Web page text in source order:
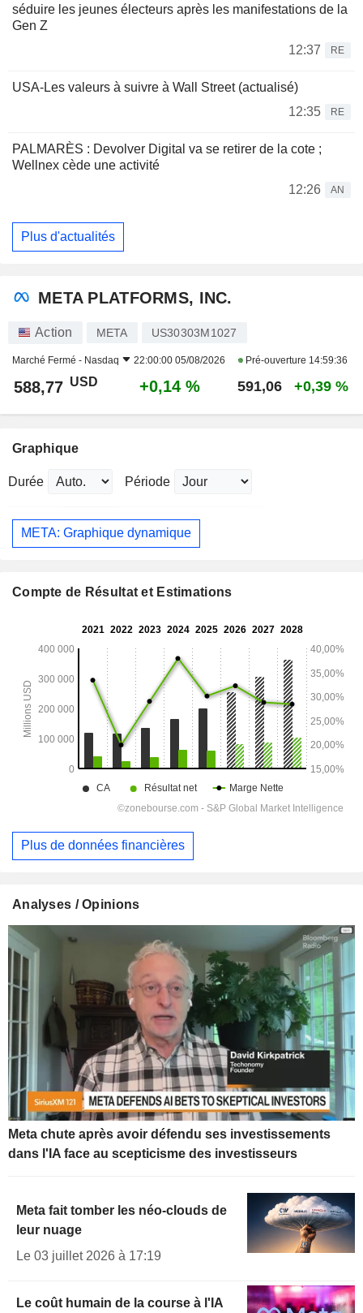
séduire les jeunes électeurs après les manifestations de la
Gen Z
12:37
RE
USA-Les valeurs à suivre à Wall Street (actualisé)
12:35
RE
PALMARÈS : Devolver Digital va se retirer de la cote ;
Wellnex cède une activité
12:26
AN
Plus d'actualités
META PLATFORMS, INC.
Action META US30303M1027
Marché Fermé - Nasdaq 22:00:00 05/08/2026 Pré-ouverture 14:59:36
588,77 USD +0,14 % 591,06 +0,39 %
Graphique
Durée Période
META: Graphique dynamique
Compte de Résultat et Estimations
Plus de données financières
Analyses / Opinions
Meta chute après avoir défendu ses investissements
dans l'IA face au scepticisme des investisseurs
Meta fait tomber les néo-clouds de
leur nuage
Le 03 juillet 2026 à 17:19
Le coût humain de la course à l'IA